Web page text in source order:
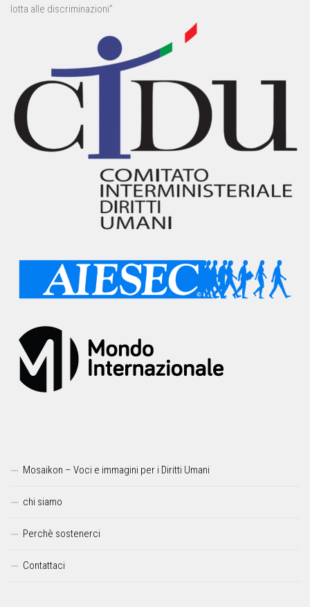
lotta alle discriminazioni”
Mosaikon – Voci e immagini per i Diritti Umani
chi siamo
Perchè sostenerci
Contattaci